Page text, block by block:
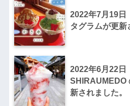
2022年7月19
タグラムが更新
2022年6月22
SHIRAUMEDO
新されました。